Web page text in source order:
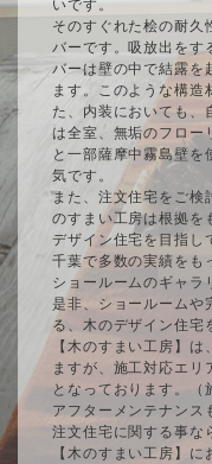
いです。
そのすぐれた桧の耐久
バーです。吸放出をす
バーは壁の中で結露を
ます。このような構造
た、内装においても、
は全室、無垢のフロー
と一部薩摩中霧島壁を
気です。
また、注文住宅をご検
のすまい工房は根拠を
デザイン住宅を目指し
千葉で多数の実績をも
ショールームのギャラ
是非、ショールームや
る、木のデザイン住宅
【木のすまい工房】
ますが、施工対応エリ
となっております。（
アフターメンテナンス
注文住宅に関する事な
【木のすまい工房】に